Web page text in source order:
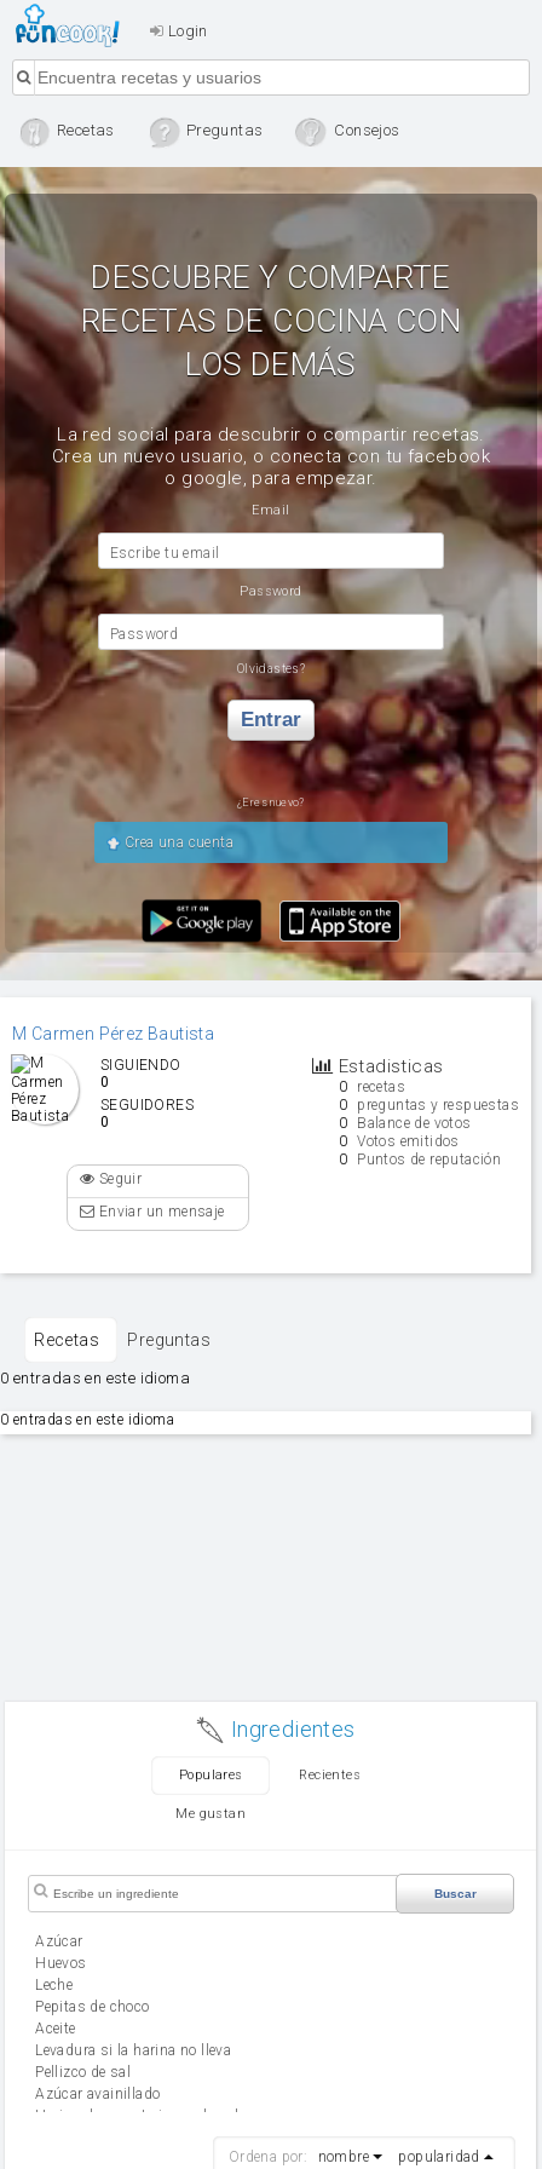
Login
Recetas Preguntas Consejos
DESCUBRE Y COMPARTE
RECETAS DE COCINA CON
LOS DEMÁS
La red social para descubrir o compartir recetas.
Crea un nuevo usuario, o conecta con tu facebook
o google, para empezar.
Email
Escribe tu email
Password
Password
Olvidastes?
Entrar
¿Eres nuevo?
Crea una cuenta
M Carmen Pérez Bautista
Estadisticas
0 recetas
0 preguntas y respuestas
0 Balance de votos
0 Votos emitidos
0 Puntos de reputación
SIGUIENDO
0
SEGUIDORES
0
Seguir
Enviar un mensaje
Recetas Preguntas
0 entradas en este idioma
0 entradas en este idioma
Ingredientes
Populares Recientes
Me gustan
Buscar
Azúcar
huevos
leche
Pepitas de choco
aceite
Levadura si la harina no lleva
Pellizco de sal
Azúcar avainillado
Harina de reposteria con levadura
Ordena por: nombre popularidad